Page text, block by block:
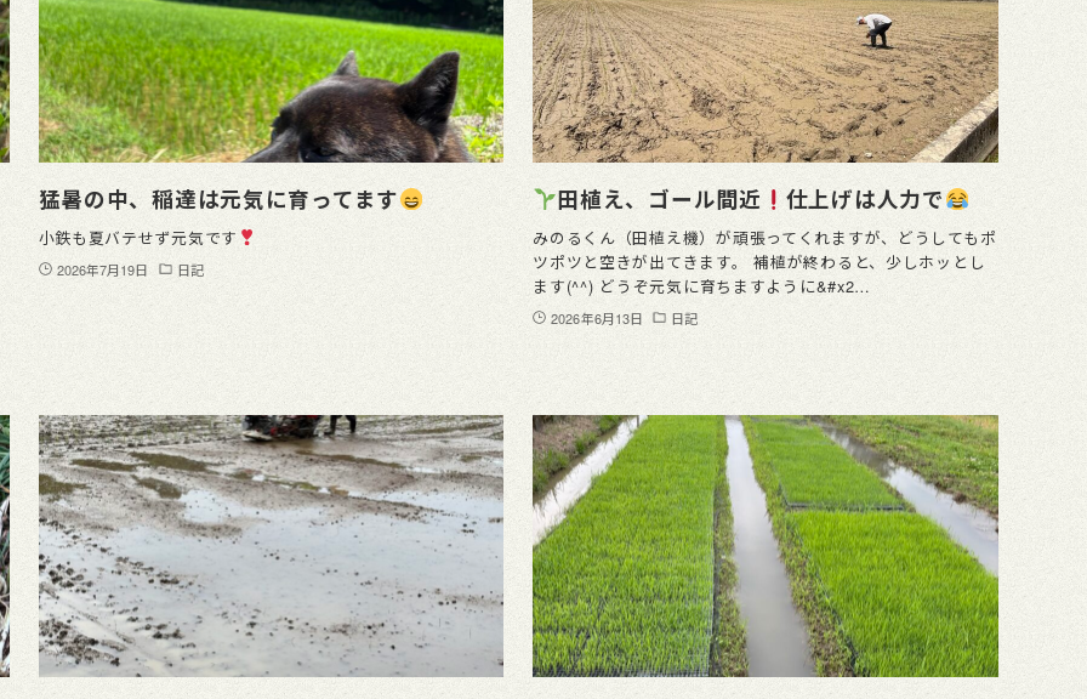
猛暑の中、稲達は元気に育ってます
小鉄も夏バテせず元気です
2026年7月19日 日記
田植え、ゴール間近 仕上げは人力で
みのるくん（田植え機）が頑張ってくれますが、どうしてもポ
ツポツと空きが出てきます。 補植が終わると、少しホッとし
ます(^^) どうぞ元気に育ちますように&#x2…
2026年6月13日 日記